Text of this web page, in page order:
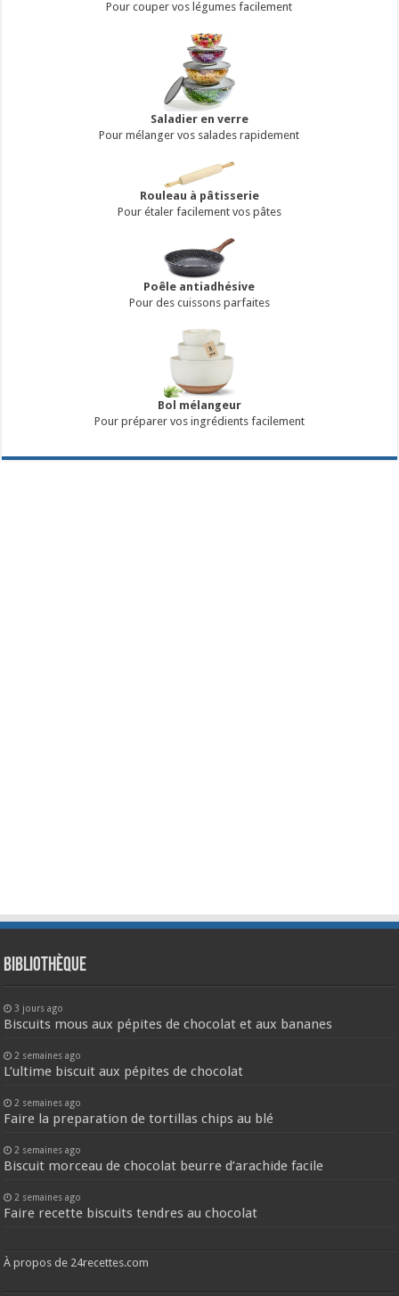
Pour couper vos légumes facilement
Saladier en verre
Pour mélanger vos salades rapidement
Rouleau à pâtisserie
Pour étaler facilement vos pâtes
Poêle antiadhésive
Pour des cuissons parfaites
Bol mélangeur
Pour préparer vos ingrédients facilement
Bibliothèque
3 jours ago
Biscuits mous aux pépites de chocolat et aux bananes
2 semaines ago
L’ultime biscuit aux pépites de chocolat
2 semaines ago
Faire la preparation de tortillas chips au blé
2 semaines ago
Biscuit morceau de chocolat beurre d’arachide facile
2 semaines ago
Faire recette biscuits tendres au chocolat
À propos de 24recettes.com